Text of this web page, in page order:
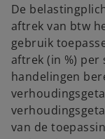
De
aftrek van btw
gebruik
aftrek (in %) per
handelingen
van de